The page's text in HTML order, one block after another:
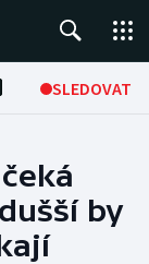
SLEDOVAT
by